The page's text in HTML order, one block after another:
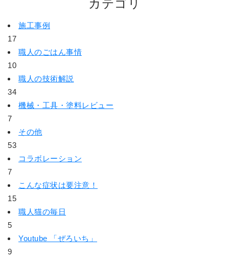
カテゴリ
施工事例
17
職人のごはん事情
10
職人の技術解説
34
機械・工具・塗料レビュー
7
その他
53
コラボレーション
7
こんな症状は要注意！
15
職人猫の毎日
5
Youtube 「ぜろいち」
9